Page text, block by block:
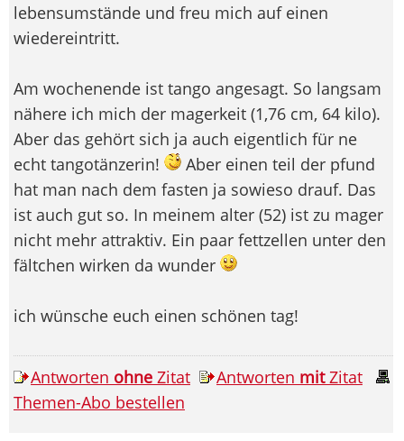
lebensumstände und freu mich auf einen
wiedereintritt.
Am wochenende ist tango angesagt. So langsam
nähere ich mich der magerkeit (1,76 cm, 64 kilo).
Aber das gehört sich ja auch eigentlich für ne
echt tangotänzerin!
Aber einen teil der pfund
hat man nach dem fasten ja sowieso drauf. Das
ist auch gut so. In meinem alter (52) ist zu mager
nicht mehr attraktiv. Ein paar fettzellen unter den
fältchen wirken da wunder
ich wünsche euch einen schönen tag!
Antworten ohne Zitat Antworten mitZitat
Themen-Abo bestellen